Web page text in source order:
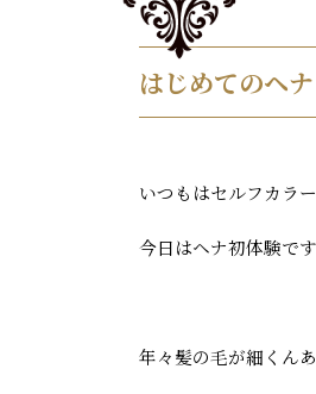
はじめてのヘナ
いつもはセルフカラ
今日はヘナ初体験で
年々髪の毛が細くん